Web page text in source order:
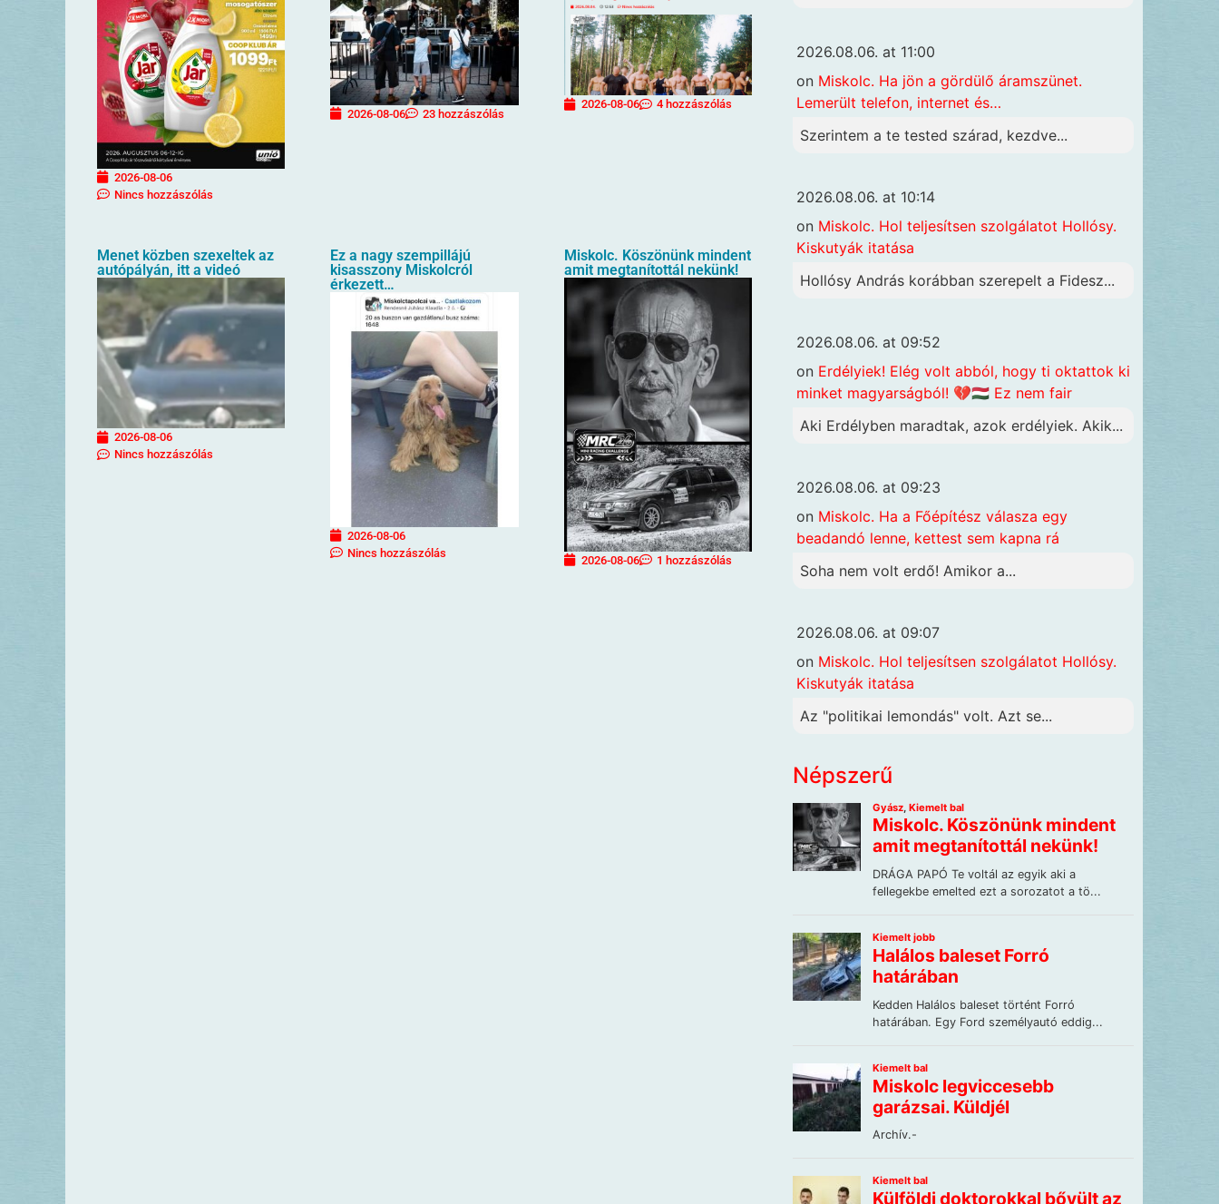
2026-08-06
Nincs hozzászólás
2026-08-06 23 hozzászólás
2026-08-06 4 hozzászólás
Menet közben szexeltek az
autópályán, itt a videó
2026-08-06
Nincs hozzászólás
Ez a nagy szempillájú
kisasszony Miskolcról
érkezett…
2026-08-06
Nincs hozzászólás
Miskolc. Köszönünk mindent
amit megtanítottál nekünk!
2026-08-06 1 hozzászólás
2026.08.06. at 11:00
on Miskolc. Ha jön a gördülő áramszünet.
Lemerült telefon, internet és…
Szerintem a te tested szárad, kezdve...
2026.08.06. at 10:14
on Miskolc. Hol teljesítsen szolgálatot Hollósy.
Kiskutyák itatása
Hollósy András korábban szerepelt a Fidesz...
2026.08.06. at 09:52
on Erdélyiek! Elég volt abból, hogy ti oktattok ki
minket magyarságból! 💔🇭🇺 Ez nem fair
Aki Erdélyben maradtak, azok erdélyiek. Akik...
2026.08.06. at 09:23
on Miskolc. Ha a Főépítész válasza egy
beadandó lenne, kettest sem kapna rá
Soha nem volt erdő! Amikor a...
2026.08.06. at 09:07
on Miskolc. Hol teljesítsen szolgálatot Hollósy.
Kiskutyák itatása
Az "politikai lemondás" volt. Azt se...
Népszerű